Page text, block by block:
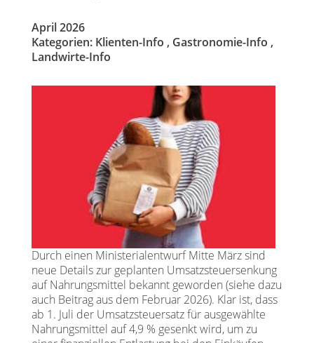
April 2026
Kategorien: Klienten-Info , Gastronomie-Info ,
Landwirte-Info
Durch einen Ministerialentwurf Mitte März sind
neue Details zur geplanten Umsatzsteuersenkung
auf Nahrungsmittel bekannt geworden (siehe dazu
auch Beitrag aus dem Februar 2026). Klar ist, dass
ab 1. Juli der Umsatzsteuersatz für ausgewählte
Nahrungsmittel auf 4,9 % gesenkt wird, um zu